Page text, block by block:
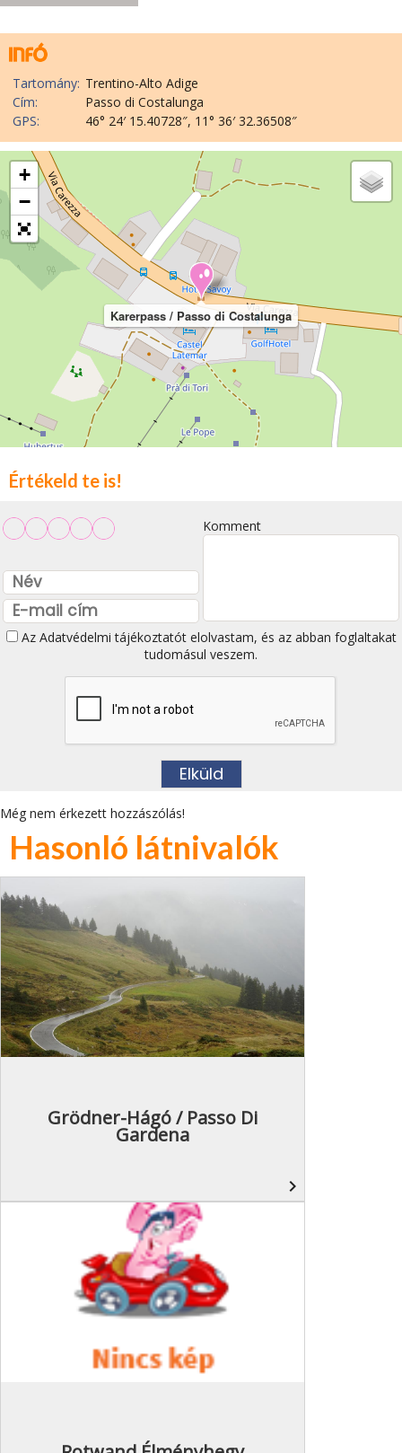
Tartomány: Trentino-Alto Adige
Cím:
Passo di Costalunga
GPS:
46° 24′ 15.40728″, 11° 36′ 32.36508″
Karerpass / Passo di Costalunga
+
−
Értékeld te is!
Komment
Az Adatvédelmi tájékoztatótelolvastam, és az abban foglaltakat
tudomásul veszem.
Még nem érkezett hozzászólás!
Hasonló látnivalók
Grödner-Hágó / Passo Di
Gardena
navigate_next